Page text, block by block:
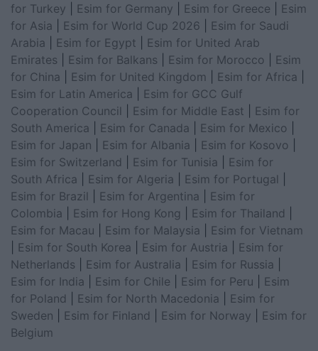
for Turkey
Esim for Germany Esim for Greece
Esim
for Asia
Esim for World Cup 2026
Esim for Saudi
Arabia
Esim for Egypt
Esim for United Arab
Emirates
Esim for Balkans Esim for Morocco
Esim
for China
Esim for United Kingdom Esim for Africa
Esim for Latin America
Esim for GCC Gulf
Cooperation Council
Esim for Middle East
Esim for
South America
Esim for Canada Esim for Mexico
Esim for Japan
Esim for Albania Esim for Kosovo
Esim for Switzerland
Esim for Tunisia
Esim for
South Africa
Esim for Algeria Esim for Portugal
Esim for Brazil
Esim for Argentina
Esim for
Colombia
Esim for Hong Kong Esim for Thailand
Esim for Macau
Esim for Malaysia
Esim for Vietnam
Esim for South Korea Esim for Austria
Esim for
Netherlands
Esim for Australia Esim for Russia
Esim for India
Esim for Chile Esim for Peru
Esim
for Poland
Esim for North Macedonia
Esim for
Sweden
Esim for Finland Esim for Norway
Esim for
Belgium